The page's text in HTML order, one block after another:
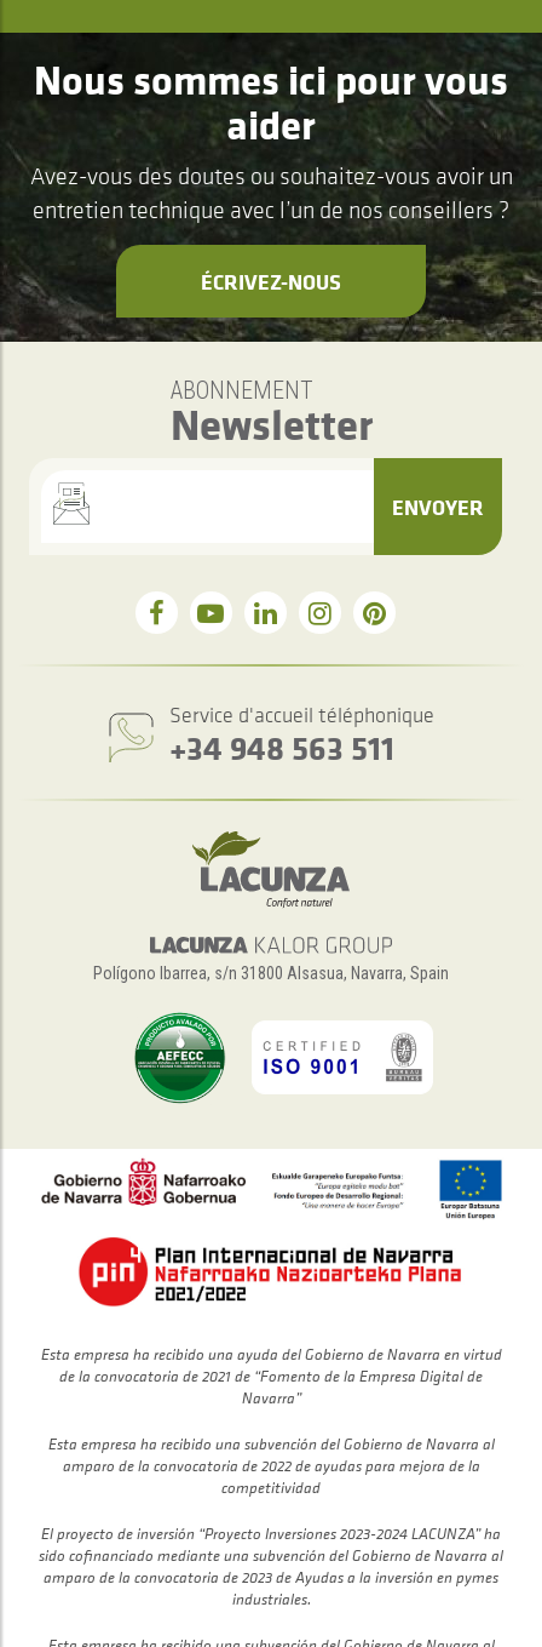
Nous sommes ici pour vous
aider
Avez-vous des doutes ou souhaitez-vous avoir un
entretien technique avec l’un de nos conseillers ?
ÉCRIVEZ-NOUS
ABONNEMENT
Newsletter
ENVOYER
Service d'accueil téléphonique
+34 948 563 511
Polígono Ibarrea, s/n 31800 Alsasua, Navarra, Spain
Esta empresa ha recibido una ayuda del Gobierno de Navarra en virtud
de la convocatoria de 2021 de “Fomento de la Empresa Digital de
Navarra”
Esta empresa ha recibido una subvención del Gobierno de Navarra al
amparo de la convocatoria de 2022 de ayudas para mejora de la
competitividad
El proyecto de inversión “Proyecto Inversiones 2023-2024 LACUNZA” ha
sido cofinanciado mediante una subvención del Gobierno de Navarra al
amparo de la convocatoria de 2023 de Ayudas a la inversión en pymes
industriales.